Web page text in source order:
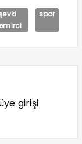
spor
girişi